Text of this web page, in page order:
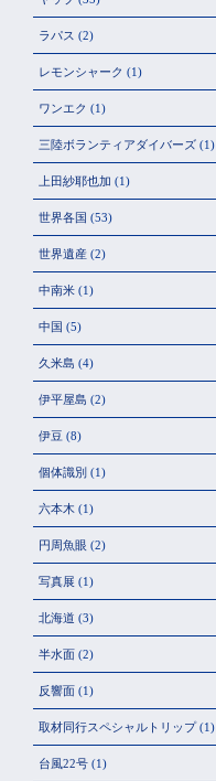
ラパス (2)
レモンシャーク (1)
ワンエク (1)
三陸ボランティアダイバーズ (1)
上田紗耶也加 (1)
世界各国 (53)
世界遺産 (2)
中南米 (1)
中国 (5)
久米島 (4)
伊平屋島 (2)
伊豆 (8)
個体識別 (1)
六本木 (1)
円周魚眼 (2)
写真展 (1)
北海道 (3)
半水面 (2)
反響面 (1)
取材同行スペシャルトリップ(1)
台風22号 (1)